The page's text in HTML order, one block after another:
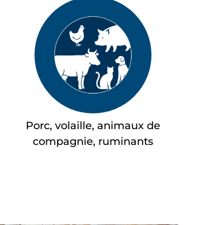
Porc, volaille, animaux de
compagnie, ruminants